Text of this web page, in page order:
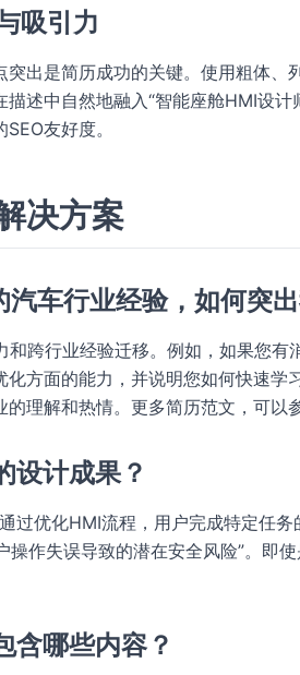
吸引力
出是简历成功的关键。使用粗体、
述中自然地融入“智能座舱HMI设计
友好度。
决方案
车行业经验，如何突
和跨行业经验迁移。例如，如果您
方面的能力，并说明您如何快速学
理解和热情。更多简历范文，可以
设计成果？
过优化HMI流程，用户完成特定任
操作失误导致的潜在安全风险”。即
含哪些内容？